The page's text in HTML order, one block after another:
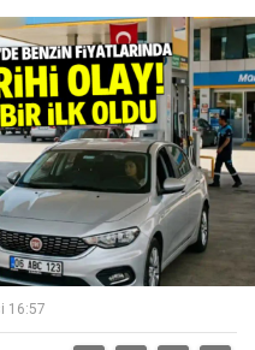
16:57